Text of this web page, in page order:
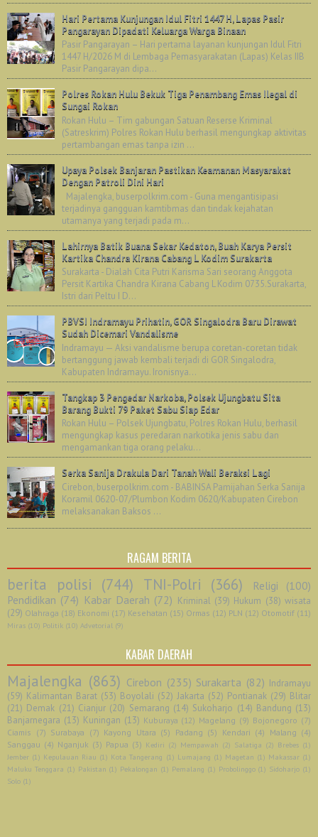
Hari Pertama Kunjungan Idul Fitri 1447 H, Lapas Pasir
Pangarayan Dipadati Keluarga Warga Binaan
Pasir Pangarayan – Hari pertama layanan kunjungan Idul Fitri
1447 H/2026 M di Lembaga Pemasyarakatan (Lapas) Kelas IIB
Pasir Pangarayan dipa...
Polres Rokan Hulu Bekuk Tiga Penambang Emas Ilegal di
Sungai Rokan
Rokan Hulu – Tim gabungan Satuan Reserse Kriminal
(Satreskrim) Polres Rokan Hulu berhasil mengungkap aktivitas
pertambangan emas tanpa izin ...
Upaya Polsek Banjaran Pastikan Keamanan Masyarakat
Dengan Patroli Dini Hari
Majalengka, buserpolkrim.com - Guna mengantisipasi
terjadinya gangguan kamtibmas dan tindak kejahatan
utamanya yang terjadi pada m...
Lahirnya Batik Buana Sekar Kedaton, Buah Karya Persit
Kartika Chandra Kirana Cabang L Kodim Surakarta
Surakarta - Dialah Cita Putri Karisma Sari seorang Anggota
Persit Kartika Chandra Kirana Cabang L Kodim 0735.Surakarta,
Istri dari Peltu I D...
PBVSI Indramayu Prihatin, GOR Singalodra Baru Dirawat
Sudah Dicemari Vandalisme
Indramayu — Aksi vandalisme berupa coretan-coretan tidak
bertanggung jawab kembali terjadi di GOR Singalodra,
Kabupaten Indramayu. Ironisnya...
Tangkap 3 Pengedar Narkoba, Polsek Ujungbatu Sita
Barang Bukti 79 Paket Sabu Siap Edar
Rokan Hulu – Polsek Ujungbatu, Polres Rokan Hulu, berhasil
mengungkap kasus peredaran narkotika jenis sabu dan
mengamankan tiga orang pelaku...
Serka Sanija Drakula Dari Tanah Wali Beraksi Lagi
Cirebon, buserpolkrim.com - BABINSA Pamijahan Serka Sanija
Koramil 0620-07/Plumbon Kodim 0620/Kabupaten Cirebon
melaksanakan Baksos ...
RAGAM BERITA
berita polisi (744) TNI-Polri (366) Religi
(100)
Pendidikan (74) Kabar Daerah (72) Kriminal (39) Hukum (38) wisata
(29) Olahraga (18) Ekonomi (17) Kesehatan (15) Ormas (12) PLN (12) Otomotif (11)
Miras (10) Politik (10) Advetorial (9)
KABAR DAERAH
Majalengka (863) Cirebon (235) Surakarta (82) Indramayu
(59) Kalimantan Barat (53) Boyolali (52) Jakarta (52) Pontianak (29) Blitar
(21) Demak (21) Cianjur (20) Semarang (14) Sukoharjo (14) Bandung (13)
Banjarnegara (13) Kuningan (13) Kuburaya (12) Magelang (9) Bojonegoro (7)
Ciamis (7) Surabaya (7) Kayong Utara (5) Padang (5) Kendari (4) Malang (4)
Sanggau (4) Nganjuk (3) Papua (3) Kediri (2) Mempawah (2) Salatiga (2) Brebes (1)
Jember (1) Kepulauan Riau (1) Kota Tangerang (1) Lumajang (1) Magetan (1) Makassar (1)
Maluku Tenggara (1) Pakistan (1) Pekalongan (1) Pemalang (1) Probolinggo (1) Sidoharjo (1)
Solo (1)